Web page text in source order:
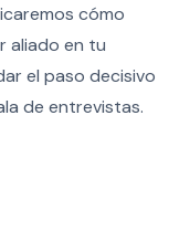
cómo
aliado en tu
el paso decisivo
de entrevistas.